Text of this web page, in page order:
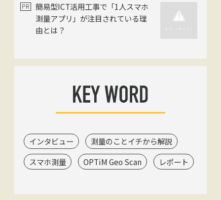
簡易型ICT活用工事で「1人スマホ
測量アプリ」が注目されている理
由とは？
インタビュー
測量のことイチから解説
スマホ測量
OPTiM Geo Scan レポート